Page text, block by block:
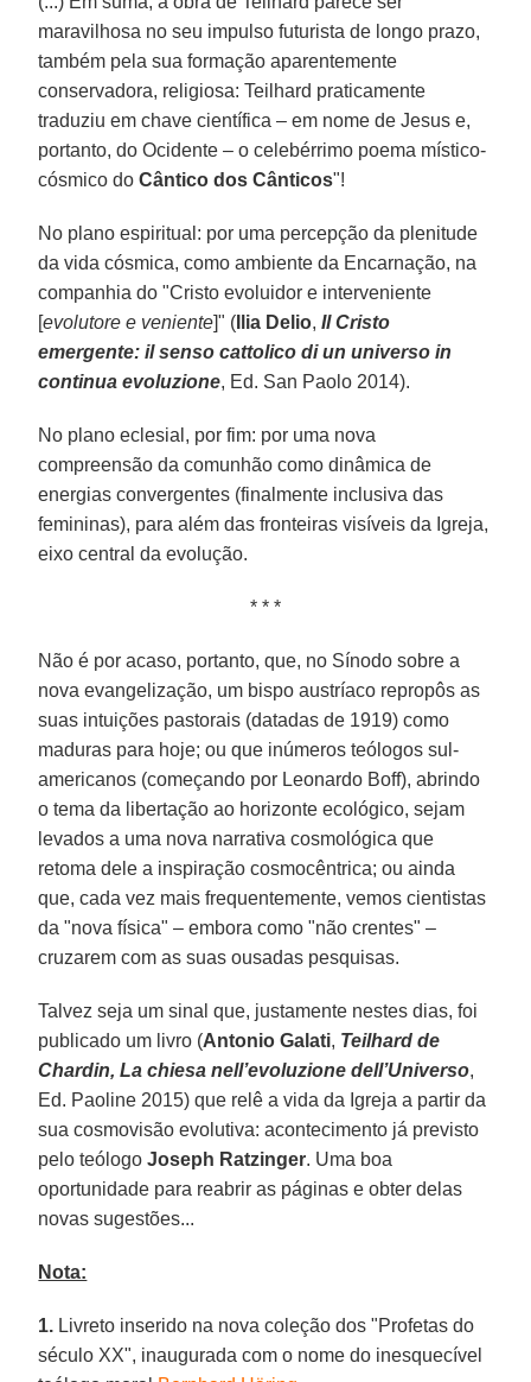
maravilhosa no seu impulso futurista de longo prazo,
também pela sua formação aparentemente
conservadora, religiosa: Teilhard praticamente
traduziu em chave científica – em nome de Jesus e,
portanto, do Ocidente – o celebérrimo poema místico-
cósmico doCântico dos Cânticos"!
No plano espiritual: por uma percepção da plenitude
da vida cósmica, como ambiente da Encarnação, na
companhia do "Cristo evoluidor e interveniente
[evolutore e veniente]" ( Ilia Delio,Il Cristo
emergente: il senso cattolico di un universo in
continua evoluzione, Ed. San Paolo 2014).
No plano eclesial, por fim: por uma nova
compreensão da comunhão como dinâmica de
energias convergentes (finalmente inclusiva das
femininas), para além das fronteiras visíveis da Igreja,
eixo central da evolução.
* * *
Não é por acaso, portanto, que, no Sínodo sobre a
nova evangelização, um bispo austríaco repropôs as
suas intuições pastorais (datadas de 1919) como
maduras para hoje; ou que inúmeros teólogos sul-
americanos (começando por Leonardo Boff), abrindo
o tema da libertação ao horizonte ecológico, sejam
levados a uma nova narrativa cosmológica que
retoma dele a inspiração cosmocêntrica; ou ainda
que, cada vez mais frequentemente, vemos cientistas
da "nova física" – embora como "não crentes" –
cruzarem com as suas ousadas pesquisas.
Talvez seja um sinal que, justamente nestes dias, foi
publicado um livro (Antonio Galati, Teilhard de
Chardin, La chiesa nell’evoluzione dell’Universo,
Ed. Paoline 2015) que relê a vida da Igreja a partir da
sua cosmovisão evolutiva: acontecimento já previsto
pelo teólogoJoseph Ratzinger. Uma boa
oportunidade para reabrir as páginas e obter delas
novas sugestões...
Nota:
1. Livreto inserido na nova coleção dos "Profetas do
século XX", inaugurada com o nome do inesquecível